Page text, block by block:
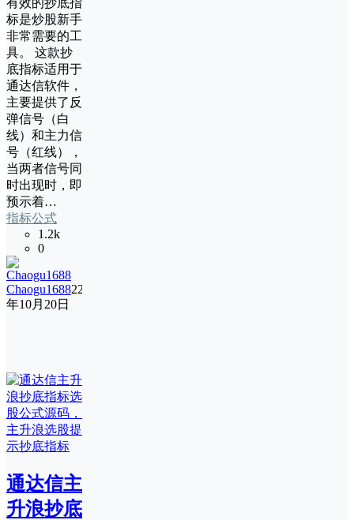
标是炒股新手
非常需要的工
具。 这款抄
底指标适用于
通达信软件，
主要提供了反
弹信号（白
线）和主力信
号（红线），
当两者信号同
时出现时，即
预示着…
指标公式
1.2k
0
Chaogu168822
年10月20日
通达信主
升浪抄底